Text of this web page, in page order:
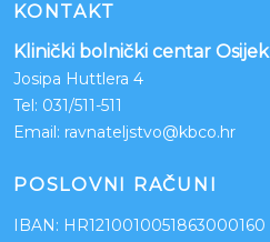
KONTAKT
Klinički bolnički centar Osijek
Josipa Huttlera 4
Tel: 031/511-511
Email: ravnateljstvo@kbco.hr
POSLOVNI RAČUNI
IBAN: HR1210010051863000160